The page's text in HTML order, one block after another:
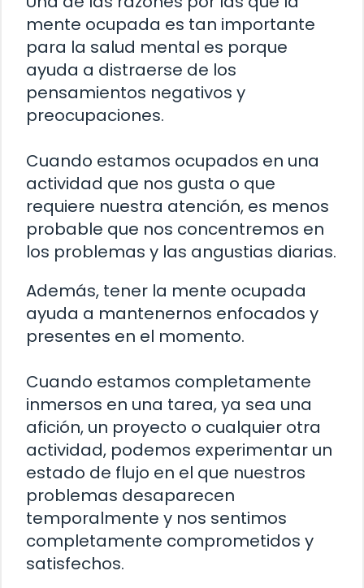
mente ocupada es tan importante
para la salud mental es porque
ayuda a distraerse de los
pensamientos negativos y
preocupaciones.
Cuando estamos ocupados en una
actividad que nos gusta o que
requiere nuestra atención, es menos
probable que nos concentremos en
los problemas y las angustias diarias.
Además, tener la mente ocupada
ayuda a mantenernos enfocados y
presentes en el momento.
Cuando estamos completamente
inmersos en una tarea, ya sea una
afición, un proyecto o cualquier otra
actividad, podemos experimentar un
estado de flujo en el que nuestros
problemas desaparecen
temporalmente y nos sentimos
completamente comprometidos y
satisfechos.